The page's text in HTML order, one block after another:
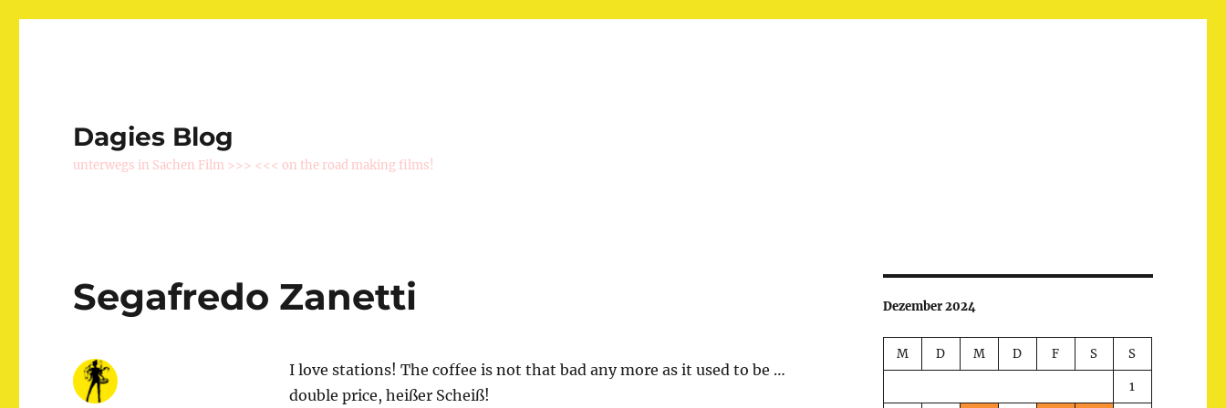
Dagies Blog
unterwegs in Sachen Film >>> <<< on the road making films!
Segafredo Zanetti
I love stations! The coffee is not that bad any more as it used to be …
double price, heißer Scheiß!
Dezember 2024
M D M D F S S
1